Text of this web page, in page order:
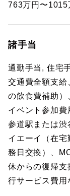
763万円〜1015
諸手当
通勤手当, 住宅
交通費全額支
の飲食費補助
イベント参加
参道駅または渋
イエーイ（在宅
務日交換）、
休からの復帰
行サービス費用